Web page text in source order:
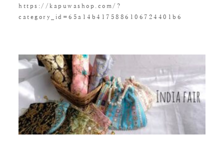
https://kapuwashop.com/?
category_id=65a14b4175886106724401b6